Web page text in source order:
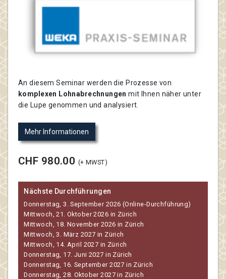
An diesem Seminar werden die Prozesse von
komplexen Lohnabrechnungen mit Ihnen näher unter
die Lupe genommen und analysiert.
Mehr Informationen
CHF 980.00 (+ MWST)
Nächste Durchführungen
Donnerstag, 3. September 2026 (Online-Durchführung)
Mittwoch, 21. Oktober 2026 in Zürich
Mittwoch, 18. November 2026 in Zürich
Mittwoch, 3. März 2027 in Zürich
Mittwoch, 14. April 2027 in Zürich
Donnerstag, 17. Juni 2027 in Zürich
Donnerstag, 16. September 2027 in Zürich
Donnerstag, 28. Oktober 2027 in Zürich